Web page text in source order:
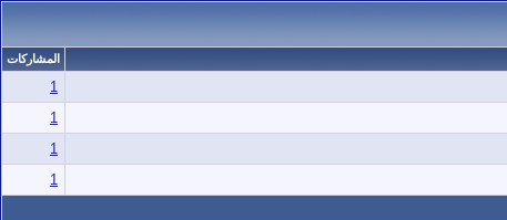
المشاركات
1
1
1
1